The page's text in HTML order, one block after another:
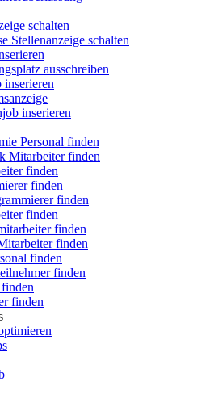
schalten
Stellenanzeige schalten
ausschreiben
inserieren
inserieren
Personal finden
Mitarbeiter finden
finden
finden
finden
finden
finden
finden
finden
finden
finden